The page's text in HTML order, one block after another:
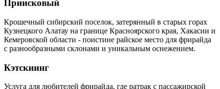
Приисковый
Крошечный сибирский поселок, затерянный в старых горах
Кузнецкого Алатау на границе Красноярского края, Хакасии и
Кемеровской области - поистине райское место для фрирайда
с разнообразными склонами и уникальным оснежением.
Кэтскиинг
Услуга для любителей фрирайда, где ратрак с пассажирской